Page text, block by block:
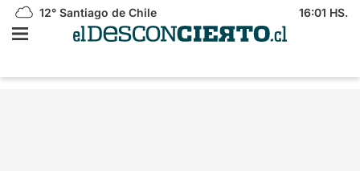
12° Santiago de Chile 16:01 HS.